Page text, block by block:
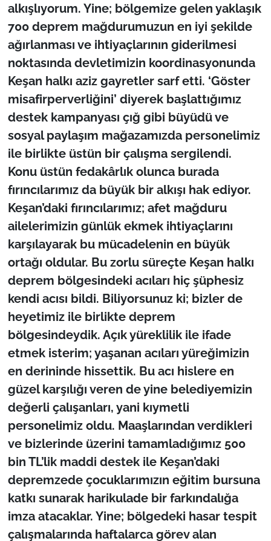
alkışlıyorum. Yine; bölgemize gelen yaklaşık
700 deprem mağdurumuzun en iyi şekilde
ağırlanması ve ihtiyaçlarının giderilmesi
noktasında devletimizin koordinasyonunda
Keşan halkı aziz gayretler sarf etti. ‘Göster
misafirperverliğini’ diyerek başlattığımız
destek kampanyası çığ gibi büyüdü ve
sosyal paylaşım mağazamızda personelimiz
ile birlikte üstün bir çalışma sergilendi.
Konu üstün fedakârlık olunca burada
fırıncılarımız da büyük bir alkışı hak ediyor.
Keşan’daki fırıncılarımız; afet mağduru
ailelerimizin günlük ekmek ihtiyaçlarını
karşılayarak bu mücadelenin en büyük
ortağı oldular. Bu zorlu süreçte Keşan halkı
deprem bölgesindeki acıları hiç şüphesiz
kendi acısı bildi. Biliyorsunuz ki; bizler de
heyetimiz ile birlikte deprem
bölgesindeydik. Açık yüreklilik ile ifade
etmek isterim; yaşanan acıları yüreğimizin
en derininde hissettik. Bu acı hislere en
güzel karşılığı veren de yine belediyemizin
değerli çalışanları, yani kıymetli
personelimiz oldu. Maaşlarından verdikleri
ve bizlerinde üzerini tamamladığımız 500
bin TL’lik maddi destek ile Keşan’daki
depremzede çocuklarımızın eğitim bursuna
katkı sunarak harikulade bir farkındalığa
imza atacaklar. Yine; bölgedeki hasar tespit
çalışmalarında haftalarca görev alan